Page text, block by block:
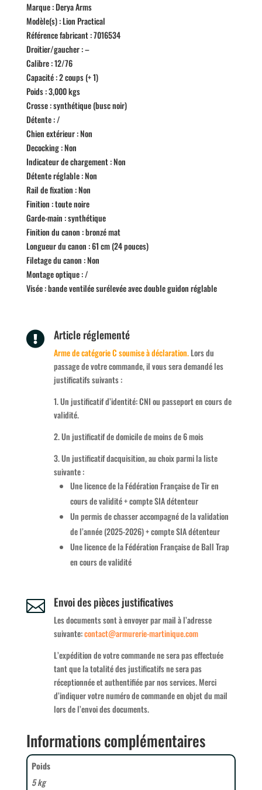
Marque : Derya Arms
Modèle(s) : Lion Practical
Référence fabricant : 7016534
Droitier/gaucher : –
Calibre : 12/76
Capacité : 2 coups (+ 1)
Poids : 3,000 kgs
Crosse : synthétique (busc noir)
Détente : /
Chien extérieur : Non
Decocking : Non
Indicateur de chargement : Non
Détente réglable : Non
Rail de fixation : Non
Finition : toute noire
Garde-main : synthétique
Finition du canon : bronzé mat
Longueur du canon : 61 cm (24 pouces)
Filetage du canon : Non
Montage optique : /
Visée : bande ventilée surélevée avec double guidon réglable
 Article réglementé
Arme de catégorie C soumise à déclaration.Lors du
passage de votre commande, il vous sera demandé les
justificatifs suivants :
1. Un justificatif d’identité: CNI ou passeport en cours de
validité.
2. Un justificatif de domicile de moins de 6 mois
3. Un justificatif dacquisition, au choix parmi la liste
suivante :
Une licence de la Fédération Française de Tir en
cours de validité + compte SIA détenteur
Un permis de chasser accompagné de la validation
de l’année (2025-2026) + compte SIA détenteur
Une licence de la Fédération Française de Ball Trap
en cours de validité
 Envoi des pièces justificatives
Les documents sont à envoyer par mail à l’adresse
suivante:contact@armurerie-martinique.com
L’expédition de votre commande ne sera pas effectuée
tant que la totalité des justificatifs ne sera pas
réceptionnée et authentifiée par nos services. Merci
d’indiquer votre numéro de commande en objet du mail
lors de l’envoi des documents.
Informations complémentaires
Poids
5 kg